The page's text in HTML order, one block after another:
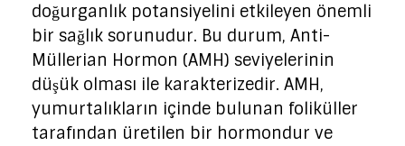
doğurganlık potansiyelini etkileyen önemli
bir sağlık sorunudur. Bu durum, Anti-
Müllerian Hormon (AMH) seviyelerinin
düşük olması ile karakterizedir. AMH,
yumurtalıkların içinde bulunan foliküller
tarafından üretilen bir hormondur ve